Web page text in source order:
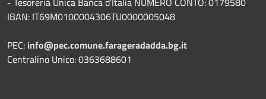
IBAN: IT69M0100004306TU0000005048
PEC: info@pec.comune.farageradadda.bg.it
Centralino Unico: 0363688601